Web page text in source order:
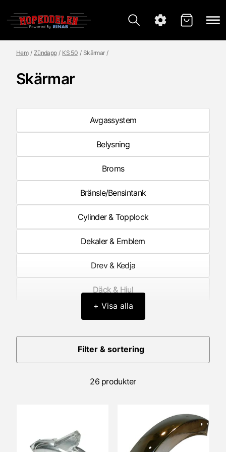
Hem Zündapp KS 50 Skärmar
Skärmar
Avgassystem
Belysning
Broms
Bränsle/Bensintank
Cylinder & Topplock
Dekaler & Emblem
Drev & Kedja
Däck & Hjul
Framgaffel/Fjädring fram
Förgasare
Förgasardelar
Hastighetsmätare
+ Visa alla
Filter & sortering
26 produkter